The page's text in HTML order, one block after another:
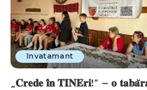
Invatamant
„𝐂𝐫𝐞𝐝𝐞 𝐢̂𝐧 𝐓𝐈𝐍𝐄𝐫𝐢!” – 𝐨